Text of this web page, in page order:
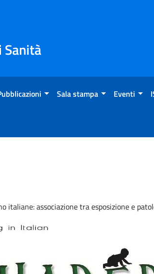
Sala stampa Eventi
italiane: associazione tra esposizione e